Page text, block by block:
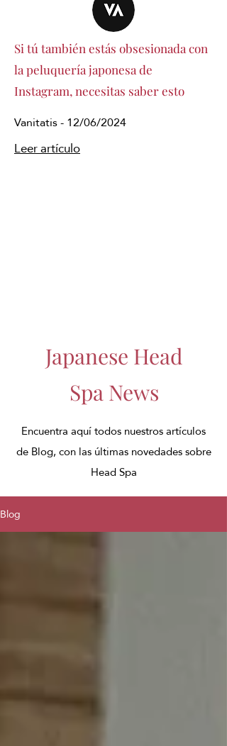
Si tú también estás obsesionada con
la peluquería japonesa de
Instagram, necesitas saber esto
Vanitatis - 12/06/2024
Leer artículo
Japanese Head
Spa News
Encuentra aquí todos nuestros artículos
de Blog, con las últimas novedades sobre
Head Spa
Blog